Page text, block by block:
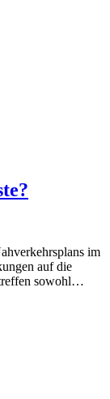
im
auf die
sowohl…